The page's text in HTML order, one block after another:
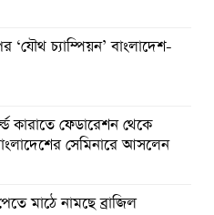
‘যৌথ চ্যাম্পিয়ন’ বাংলাদেশ-
কারাতে ফেডারেশন থেকে
সেমিনারে আসলেন
মাঠে নামছে ব্রাজিল